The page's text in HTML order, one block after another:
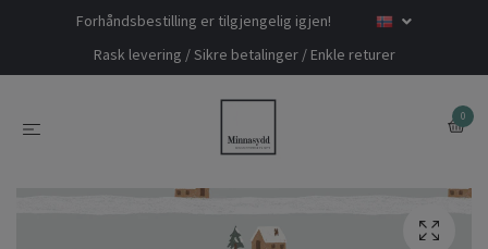
Forhåndsbestilling er tilgjengelig igjen!
Rask levering / Sikre betalinger / Enkle returer
0